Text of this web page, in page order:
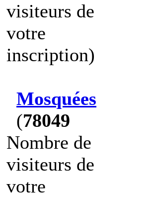
visiteurs de
votre
inscription)
Mosquées
(78049
Nombre de
visiteurs de
votre